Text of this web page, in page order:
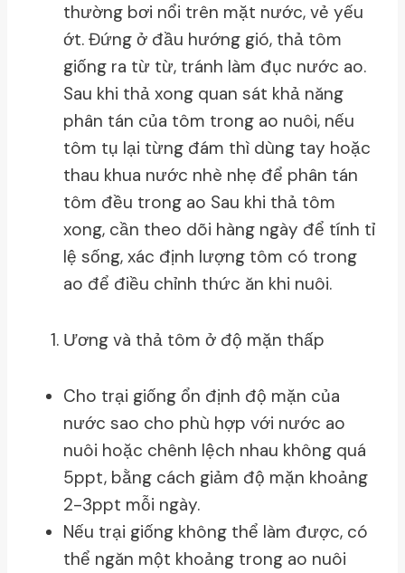
thường bơi nổi trên mặt nước, vẻ yếu
ớt. Đứng ở đầu hướng gió, thả tôm
giống ra từ từ, tránh làm đục nước ao.
Sau khi thả xong quan sát khả năng
phân tán của tôm trong ao nuôi, nếu
tôm tụ lại từng đám thì dùng tay hoặc
thau khua nước nhè nhẹ để phân tán
tôm đều trong ao Sau khi thả tôm
xong, cần theo dõi hàng ngày để tính tỉ
lệ sống, xác định lượng tôm có trong
ao để điều chỉnh thức ăn khi nuôi.
Ương và thả tôm ở độ mặn thấp
Cho trại giống ổn định độ mặn của
nước sao cho phù hợp với nước ao
nuôi hoặc chênh lệch nhau không quá
5ppt, bằng cách giảm độ mặn khoảng
2-3ppt mỗi ngày.
Nếu trại giống không thể làm được, có
thể ngăn một khoảng trong ao nuôi